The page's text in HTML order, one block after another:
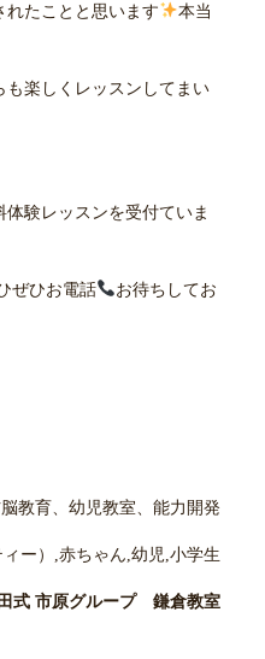
れたことと思います
本当
も楽しくレッスンしてまい
験レッスンを受付ていま
ぜひお電話
お待ちしてお
教育、幼児教室、能力開発
ー）,赤ちゃん,幼児,小学生
式 市原グループ 鎌倉教室